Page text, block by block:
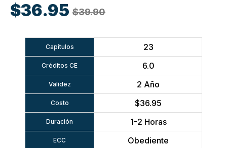
$36.95 $39.90
Capítulos 23
Créditos CE 6.0
Validez 2 Año
Costo $36.95
Duración 1-2 Horas
ECC Obediente